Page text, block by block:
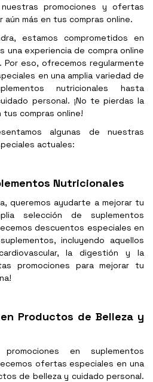
promociones y ofertas
más en tus compras online.
estamos comprometidos en
una experiencia de compra online
Por eso, ofrecemos regularmente
en una amplia variedad de
nutricionales hasta
personal. ¡No te pierdas la
compras online!
algunas de nuestras
actuales:
Nutricionales
queremos ayudarte a mejorar tu
selección de suplementos
descuentos especiales en
incluyendo aquellos
la digestión y la
promociones para mejorar tu
Productos de Belleza y
en suplementos
ofertas especiales en una
de belleza y cuidado personal.